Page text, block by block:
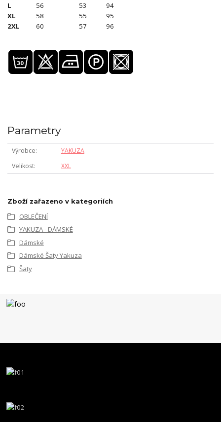
L
56 53
94
XL
58 55
95
2XL
60 57 96
Parametry
Výrobce
YAKUZA
Velikost
XXL
Zboží zařazeno v kategoriích
OBLEČENÍ
YAKUZA - DÁMSKÉ
Dámské
Dámské Šaty Yakuza
Šaty